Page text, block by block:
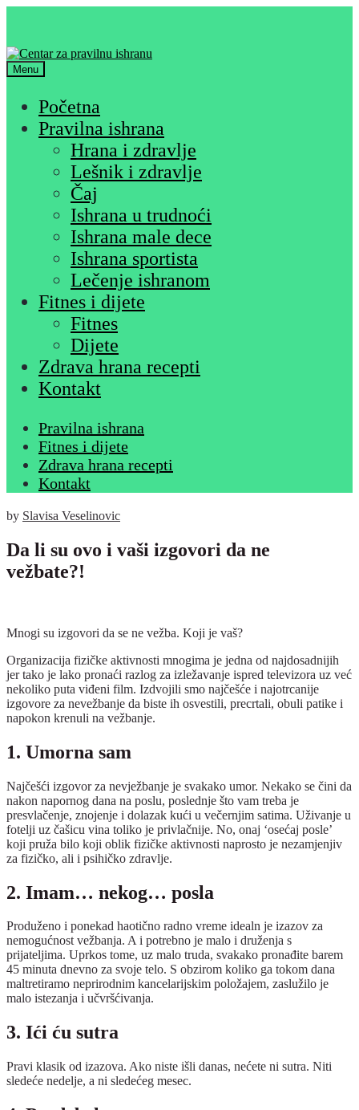
Menu
Početna
Pravilna ishrana
Hrana i zdravlje
Lešnik i zdravlje
Čaj
Ishrana u trudnoći
Ishrana male dece
Ishrana sportista
Lečenje ishranom
Fitnes i dijete
Fitnes
Dijete
Zdrava hrana recepti
Kontakt
Pravilna ishrana
Fitnes i dijete
Zdrava hrana recepti
Kontakt
by Slavisa Veselinovic
Da li su ovo i vaši izgovori da ne
vežbate?!
Mnogi su izgovori da se ne vežba. Koji je vaš?
Organizacija fizičke aktivnosti mnogima je jedna od najdosadnijih
jer tako je lako pronaći razlog za izležavanje ispred televizora uz već
nekoliko puta viđeni film. Izdvojili smo najčešće i najotrcanije
izgovore za nevežbanje da biste ih osvestili, precrtali, obuli patike i
napokon krenuli na vežbanje.
1. Umorna sam
Najčešći izgovor za nevježbanje je svakako umor. Nekako se čini da
nakon napornog dana na poslu, poslednje što vam treba je
presvlačenje, znojenje i dolazak kući u večernjim satima. Uživanje u
fotelji uz čašicu vina toliko je privlačnije. No, onaj ‘osećaj posle’
koji pruža bilo koji oblik fizičke aktivnosti naprosto je nezamjenjiv
za fizičko, ali i psihičko zdravlje.
2. Imam… nekog… posla
Produženo i ponekad haotično radno vreme idealn je izazov za
nemogućnost vežbanja. A i potrebno je malo i druženja s
prijateljima. Uprkos tome, uz malo truda, svakako pronađite barem
45 minuta dnevno za svoje telo. S obzirom koliko ga tokom dana
maltretiramo neprirodnim kancelarijskim položajem, zaslužilo je
malo istezanja i učvršćivanja.
3. Ići ću sutra
Pravi klasik od izazova. Ako niste išli danas, nećete ni sutra. Niti
sledeće nedelje, a ni sledećeg mesec.